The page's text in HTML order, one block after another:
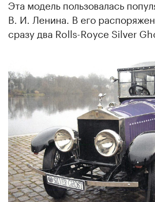
Эта модель пользовалась
В. И. Ленина. В его
сразу два Rolls-Royce Silver